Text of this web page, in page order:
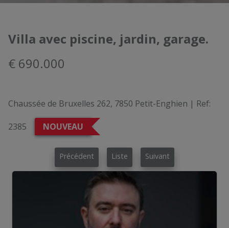
Villa avec piscine, jardin, garage.
€ 690.000
Chaussée de Bruxelles 262, 7850 Petit-Enghien | Ref:
2385 NOUVEAU
Précédent Liste Suivant